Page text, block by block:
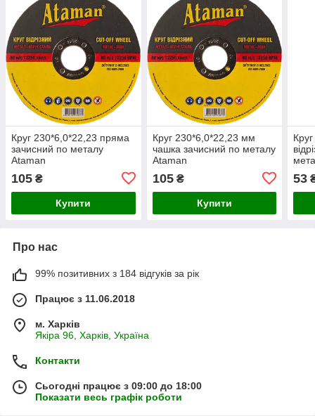
Круг 230*6,0*22,23 пряма
зачисний по металу
Ataman
105 ₴
Купити
Круг 230*6,0*22,23 мм
чашка зачисний по металу
Ataman
105₴
Купити
53
Про нас
99% позитивних з 184 відгуків за рік
Працює з 11.06.2018
м. Харків
Якіра 96, Харків, Україна
Контакти
Сьогодні працює з 09:00 до 18:00
Показати весь графік роботи